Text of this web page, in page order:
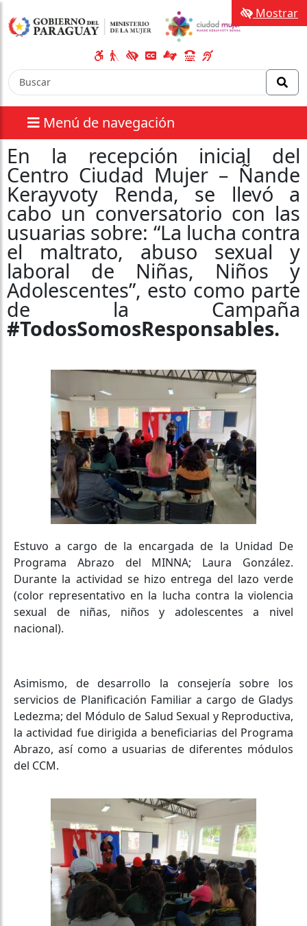
Menú de navegación
Mostrar
En la recepción inicial del
Centro Ciudad Mujer – Ñande
Kerayvoty Renda, se llevó a
cabo un conversatorio con las
usuarias sobre: “La lucha contra
el maltrato, abuso sexual y
laboral de Niñas, Niños y
Adolescentes”, esto como parte
de la Campaña
#TodosSomosResponsables.
Estuvo a cargo de la encargada de la Unidad De
Programa Abrazo del MINNA; Laura González.
Durante la actividad se hizo entrega del lazo verde
(color representativo en la lucha contra la violencia
sexual de niñas, niños y adolescentes a nivel
nacional).
Asimismo, de desarrollo la consejería sobre los
servicios de Planificación Familiar a cargo de Gladys
Ledezma; del Módulo de Salud Sexual y Reproductiva,
la actividad fue dirigida a beneficiarias del Programa
Abrazo, así como a usuarias de diferentes módulos
del CCM.